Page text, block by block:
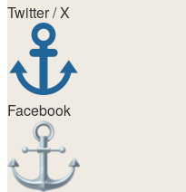
Twitter / X
Facebook